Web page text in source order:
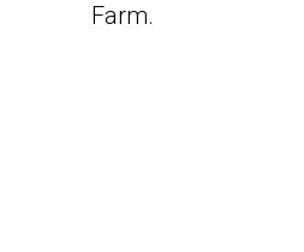
Farm.